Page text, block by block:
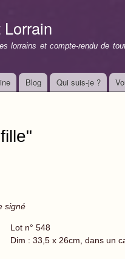
Lorrain
lorrains et compte-rendu de
Blog Qui suis-je ?
signé
Lot n° 548
Dim : 33,5 x 26cm, dans un